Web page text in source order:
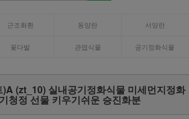
근조화환 동양란 서양란
꽃다발 관엽식물 공기정화식물
(zt_10) 실내공기정화식물 미세먼지정화
청정 선물 키우기쉬운 승진화분